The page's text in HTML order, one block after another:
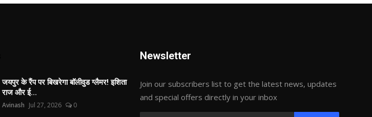
जयपुर के रैंप पर बिखरेगा बॉलीवुड ग्लैमर! इशिता
राज और ई...
Avinash Jul 27, 2026 0
Newsletter
Join our subscribers list to get the latest news, updates
and special offers directly in your inbox